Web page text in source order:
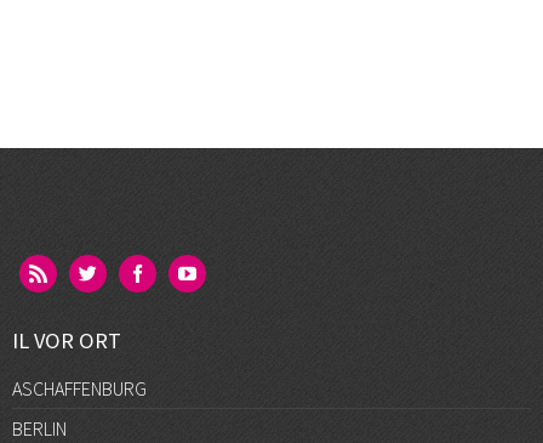
IL VOR ORT
ASCHAFFENBURG
BERLIN